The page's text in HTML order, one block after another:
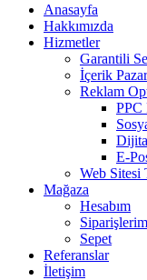
Anasayfa
Hakkımızda
Hizmetler
Garantili
İçerik
Reklam
PPC
E-
Web Sitesi
Mağaza
Hesabım
Siparişlerim
Sepet
Referanslar
İletişim